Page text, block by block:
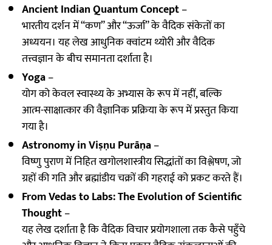
Ancient Indian Quantum Concept–
भारतीय दर्शन में “कण” और “ऊर्जा” के वैदिक संकेतों का
अध्ययन। यह लेख आधुनिक क्वांटम थ्योरी और वैदिक
तत्त्वज्ञान के बीच समानता दर्शाता है।
Yoga–
योग को केवल स्वास्थ्य के अभ्यास के रूप में नहीं, बल्कि
आत्म-साक्षात्कार की वैज्ञानिक प्रक्रिया के रूप में प्रस्तुत किया
गया है।
Astronomy in Viṣṇu Purāṇa–
विष्णु पुराण में निहित खगोलशास्त्रीय सिद्धांतों का विश्लेषण, जो
ग्रहों की गति और ब्रह्मांडीय चक्रों की गहराई को प्रकट करते हैं।
From Vedas to Labs: The Evolution of Scientific
Thought–
यह लेख दर्शाता है कि वैदिक विचार प्रयोगशाला तक कैसे पहुँचे